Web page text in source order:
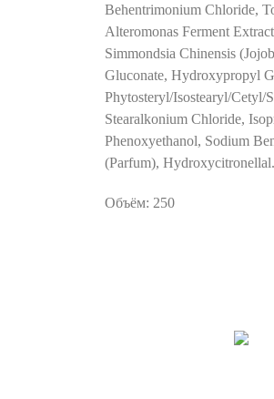
Behentrimonium Chloride,
Alteromonas Ferment
Simmondsia Chinensis
Gluconate, Hydroxypropyl
Phytosteryl/Isostearyl/Cetyl/
Stearalkonium Chloride,
Phenoxyethanol, Sodium
(Parfum), Hydroxycitronellal.
Объём: 250